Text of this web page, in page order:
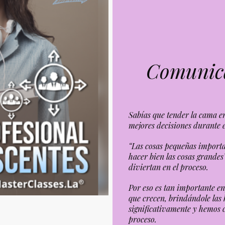
Sabías que tender la cama
mejores decisiones durante
“Las cosas pequeñas
hacer bien las cosas
diviertan en el proceso.
Por eso es tan importante
que crecen, brindándole
significativamente y hemos
proceso.